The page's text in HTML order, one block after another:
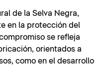
de la Selva Negra,
en la protección del
se refleja
orientados a
como en el desarrollo